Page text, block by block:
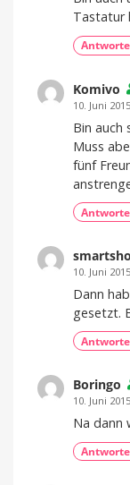
Tastatur
Komivo
10. Juni
Bin auch
Muss
fünf
10. Juni
Dann
gesetzt.
Boringo
10. Juni
Na dann